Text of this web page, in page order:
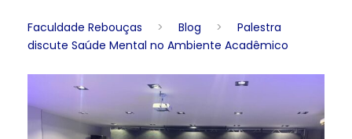
Faculdade Rebouças > Blog >
Palestra
discute Saúde Mental no Ambiente Acadêmico